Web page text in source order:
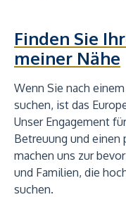
Finden Sie
meiner Nähe
Wenn Sie nach einem
suchen, ist das
Unser Engagement
Betreuung und
machen uns zur
und Familien, die
suchen.